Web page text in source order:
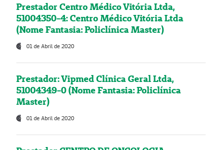
Prestador Centro Médico Vitória Ltda,
51004350-4: Centro Médico Vitória Ltda
(Nome Fantasia: Policlínica Master)
01 de Abril de 2020
Prestador: Vipmed Clínica Geral Ltda,
51004349-0 (Nome Fantasia: Policlínica
Master)
01 de Abril de 2020